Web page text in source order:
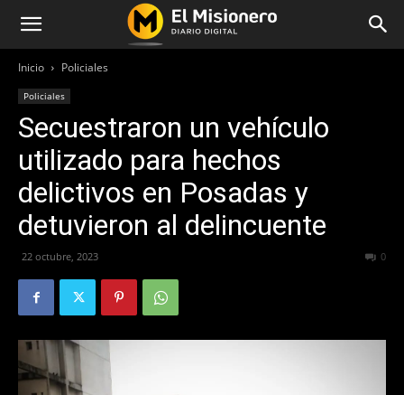
Inicio Policiales
Policiales
Secuestraron un vehículo
utilizado para hechos
delictivos en Posadas y
detuvieron al delincuente
22 octubre, 2023 0